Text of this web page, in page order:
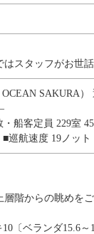
スタッフがお世話
SAKURA
船客定員 229室
航速度 19ノット
階からの眺めをご
〔ベランダ15.6～